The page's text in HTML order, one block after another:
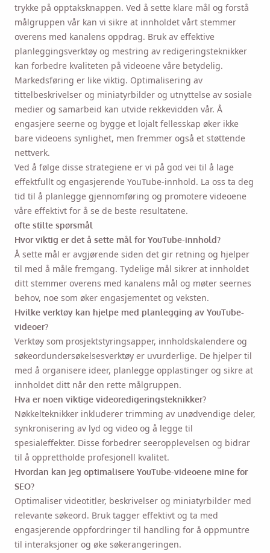
trykke på opptaksknappen. Ved å sette klare mål og forstå
målgruppen vår kan vi sikre at innholdet vårt stemmer
overens med kanalens oppdrag. Bruk av effektive
planleggingsverktøy og mestring av redigeringsteknikker
kan forbedre kvaliteten på videoene våre betydelig.
Markedsføring er like viktig. Optimalisering av
tittelbeskrivelser og miniatyrbilder og utnyttelse av sosiale
medier og samarbeid kan utvide rekkevidden vår. Å
engasjere seerne og bygge et lojalt fellesskap øker ikke
bare videoens synlighet, men fremmer også et støttende
nettverk.
Ved å følge disse strategiene er vi på god vei til å lage
effektfullt og engasjerende YouTube-innhold. La oss ta deg
tid til å planlegge gjennomføring og promotere videoene
våre effektivt for å se de beste resultatene.
ofte stilte spørsmål
Hvor viktig er det å sette mål for YouTube-innhold?
Å sette mål er avgjørende siden det gir retning og hjelper
til med å måle fremgang. Tydelige mål sikrer at innholdet
ditt stemmer overens med kanalens mål og møter seernes
behov, noe som øker engasjementet og veksten.
Hvilke verktøy kan hjelpe med planlegging av YouTube-
videoer?
Verktøy som prosjektstyringsapper, innholdskalendere og
søkeordundersøkelsesverktøy er uvurderlige. De hjelper til
med å organisere ideer, planlegge opplastinger og sikre at
innholdet ditt når den rette målgruppen.
Hva er noen viktige videoredigeringsteknikker?
Nøkkelteknikker inkluderer trimming av unødvendige deler,
synkronisering av lyd og video og å legge til
spesialeffekter. Disse forbedrer seeropplevelsen og bidrar
til å opprettholde profesjonell kvalitet.
Hvordan kan jeg optimalisere YouTube-videoene mine for
SEO?
Optimaliser videotitler, beskrivelser og miniatyrbilder med
relevante søkeord. Bruk tagger effektivt og ta med
engasjerende oppfordringer til handling for å oppmuntre
til interaksjoner og øke søkerangeringen.